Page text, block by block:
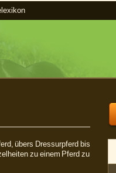
übers Dressurpferd bis
zu einem Pferd zu